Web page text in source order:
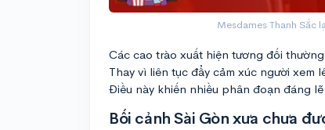
Mesdames Thanh Sắc
Các cao trào xuất hiện tương đối
Thay vì liên tục đẩy cảm xúc người
Điều này khiến nhiều phân đoạn đáng
Bối cảnh Sài Gòn xưa chưa